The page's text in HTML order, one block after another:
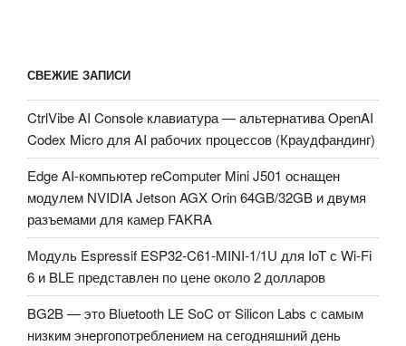
СВЕЖИЕ ЗАПИСИ
CtrlVibe AI Console клавиатура — альтернатива OpenAI
Codex Micro для AI рабочих процессов (Краудфандинг)
Edge AI-компьютер reComputer Mini J501 оснащен
модулем NVIDIA Jetson AGX Orin 64GB/32GB и двумя
разъемами для камер FAKRA
Модуль Espressif ESP32-C61-MINI-1/1U для IoT с Wi-Fi
6 и BLE представлен по цене около 2 долларов
BG2B — это Bluetooth LE SoC от Silicon Labs с самым
низким энергопотреблением на сегодняшний день